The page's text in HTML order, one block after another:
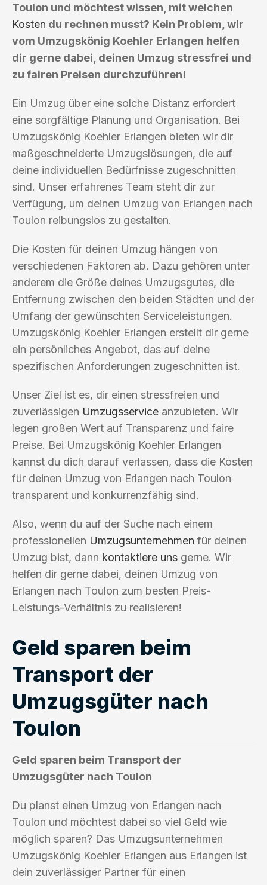
Toulon und möchtest wissen, mit welchen
Kosten du rechnen musst? Kein Problem, wir
vom Umzugskönig Koehler Erlangen helfen
dir gerne dabei, deinen Umzug stressfrei und
zu fairen Preisen durchzuführen!
Ein Umzug über eine solche Distanz erfordert
eine sorgfältige Planung und Organisation. Bei
Umzugskönig Koehler Erlangen bieten wir dir
maßgeschneiderte Umzugslösungen, die auf
deine individuellen Bedürfnisse zugeschnitten
sind. Unser erfahrenes Team steht dir zur
Verfügung, um deinen Umzug von Erlangen nach
Toulon reibungslos zu gestalten.
Die Kosten für deinen Umzug hängen von
verschiedenen Faktoren ab. Dazu gehören unter
anderem die Größe deines Umzugsgutes, die
Entfernung zwischen den beiden Städten und der
Umfang der gewünschten Serviceleistungen.
Umzugskönig Koehler Erlangen erstellt dir gerne
ein persönliches Angebot, das auf deine
spezifischen Anforderungen zugeschnitten ist.
Unser Ziel ist es, dir einen stressfreien und
zuverlässigen Umzugsservice anzubieten. Wir
legen großen Wert auf Transparenz und faire
Preise. Bei Umzugskönig Koehler Erlangen
kannst du dich darauf verlassen, dass die Kosten
für deinen Umzug von Erlangen nach Toulon
transparent und konkurrenzfähig sind.
Also, wenn du auf der Suche nach einem
professionellen Umzugsunternehmen für deinen
Umzug bist, dann kontaktiere uns gerne. Wir
helfen dir gerne dabei, deinen Umzug von
Erlangen nach Toulon zum besten Preis-
Leistungs-Verhältnis zu realisieren!
Geld sparen beim
Transport der
Umzugsgüter nach
Toulon
Geld sparen beim Transport der
Umzugsgüter nach Toulon
Du planst einen Umzug von Erlangen nach
Toulon und möchtest dabei so viel Geld wie
möglich sparen? Das Umzugsunternehmen
Umzugskönig Koehler Erlangen aus Erlangen ist
dein zuverlässiger Partner für einen